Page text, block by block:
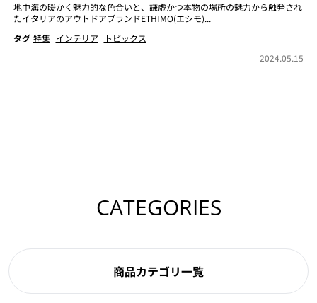
地中海の暖かく魅力的な色合いと、謙虚かつ本物の場所の魅力から触発され
たイタリアのアウトドアブランドETHIMO(エシモ)...
タグ 特集 インテリア
トピックス
2024.05.15
CATEGORIES
商品カテゴリ一覧